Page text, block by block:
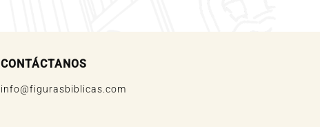
CONTÁCTANOS
info@figurasbiblicas.com